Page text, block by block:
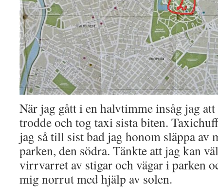
När jag gått i en halvtimme insåg jag
trodde och tog taxi sista biten.
jag så till sist bad jag honom släppa av
parken, den södra. Tänkte att jag kan
virrvarret av stigar och vägar i parken
mig norrut med hjälp av solen.